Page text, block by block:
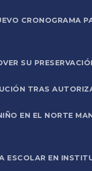
CRONOGRAMA
SU
TRAS
EN EL NORTE
ESCOLAR EN